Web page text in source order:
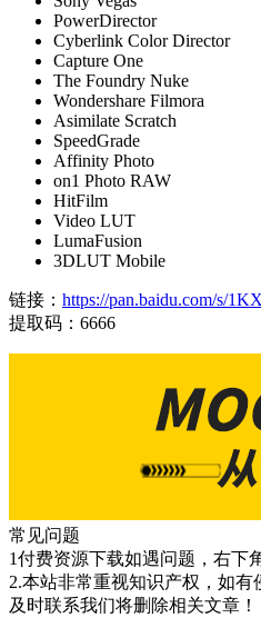
PowerDirector
Cyberlink Color Director
Capture One
The Foundry Nuke
Wondershare Filmora
Asimilate Scratch
SpeedGrade
Affinity Photo
on1 Photo RAW
HitFilm
Video LUT
LumaFusion
3DLUT Mobile
链接： https://pan.baidu.com/s/
提取码：6666
常见问题
1付费资源下载如遇问题，右下
2.本站非常重视知识产权，如
及时联系我们将删除相关文章！